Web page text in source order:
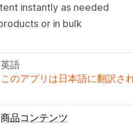
instantly as needed
or in bulk
英語
このアプリは日本語に翻訳さ
商品コンテンツ